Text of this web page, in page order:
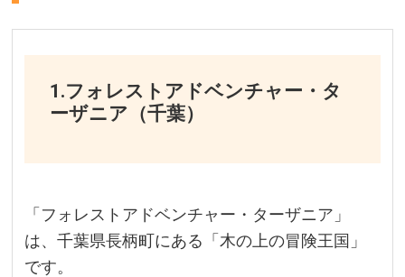
1.フォレストアドベンチャー・タ
ーザニア（千葉）
「フォレストアドベンチャー・ターザニア」
は、千葉県長柄町にある「木の上の冒険王国」
です。